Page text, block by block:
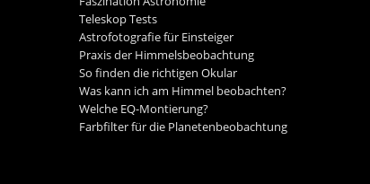
Teleskop Tests
Astrofotografie für Einsteiger
Praxis der Himmelsbeobachtung
So finden die richtigen Okular
Was kann ich am Himmel beobachten?
Welche EQ-Montierung?
Farbfilter für die Planetenbeobachtung